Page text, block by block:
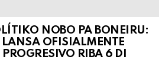
NOBO PA BONEIRU:
OFISIALMENTE
RIBA 6 DI